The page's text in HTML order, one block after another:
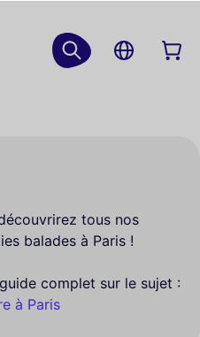
tous nos
balades à Paris !
complet sur le sujet :
à Paris